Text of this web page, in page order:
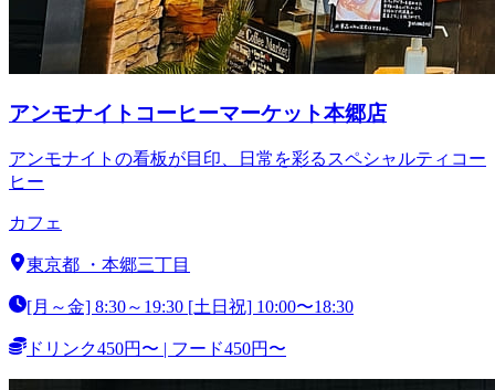
アンモナイトコーヒーマーケット本郷店
アンモナイトの看板が目印、日常を彩るスペシャルティコー
ヒー
カフェ
東京都 ・ 本郷三丁目
[月～金] 8:30～19:30 [土日祝] 10:00〜18:30
ドリンク450円〜 | フード450円〜